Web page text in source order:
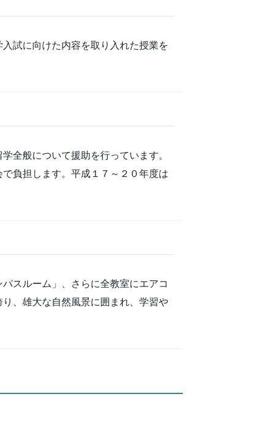
試に向けた内容を取り入れた授業を
全般について援助を行っています。
負担します。平成１７～２０年度は
スルーム」、さらに全教室にエアコ
、雄大な自然風景に囲まれ、学習や